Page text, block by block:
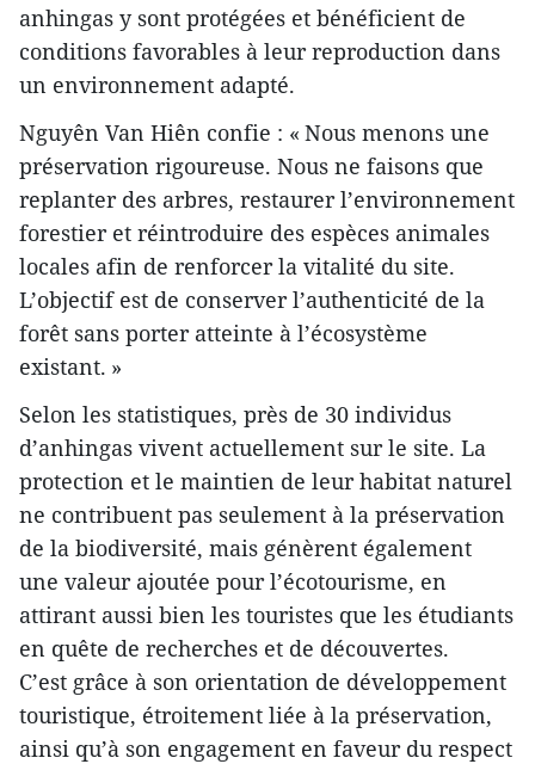
anhingas y sont protégées et bénéficient de
conditions favorables à leur reproduction dans
un environnement adapté.
Nguyên Van Hiên confie : « Nous menons une
préservation rigoureuse. Nous ne faisons que
replanter des arbres, restaurer l’environnement
forestier et réintroduire des espèces animales
locales afin de renforcer la vitalité du site.
L’objectif est de conserver l’authenticité de la
forêt sans porter atteinte à l’écosystème
existant. »
Selon les statistiques, près de 30 individus
d’anhingas vivent actuellement sur le site. La
protection et le maintien de leur habitat naturel
ne contribuent pas seulement à la préservation
de la biodiversité, mais génèrent également
une valeur ajoutée pour l’écotourisme, en
attirant aussi bien les touristes que les étudiants
en quête de recherches et de découvertes.
C’est grâce à son orientation de développement
touristique, étroitement liée à la préservation,
ainsi qu’à son engagement en faveur du respect